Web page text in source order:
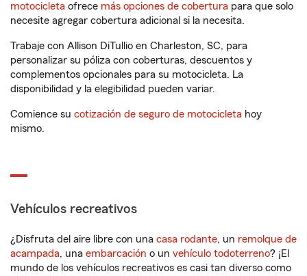
motocicleta ofrece más opciones de cobertura para que solo
necesite agregar cobertura adicional si la necesita.
Trabaje con Allison DiTullio en Charleston, SC, para
personalizar su póliza con coberturas, descuentos y
complementos opcionales para su motocicleta. La
disponibilidad y la elegibilidad pueden variar.
Comience su cotización de seguro de motocicleta hoy
mismo.
Vehículos recreativos
¿Disfruta del aire libre con una casa rodante, un remolque de
acampada, una embarcación o un vehículo todoterreno? ¡El
mundo de los vehículos recreativos es casi tan diverso como